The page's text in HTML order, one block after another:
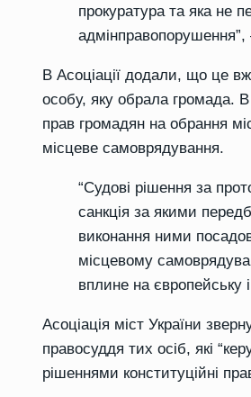
прокуратура та яка не
В Асоціації додали, що це
особу, яку обрала громада.
прав громадян на обрання
місцеве самоврядування.
“Судові рішення за
санкція за якими
виконання ними
місцевому
вплине на європейську
Асоціація міст України
правосуддя тих осіб, які
рішеннями конституційні